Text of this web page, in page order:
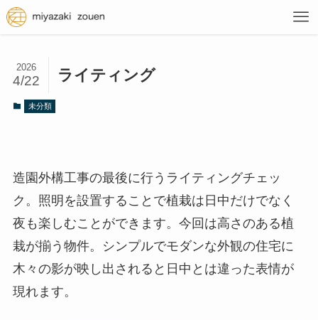
ライティング
2026
4/22
未分類
造園外構工事の最後に行うライティングチェッ
ク。照明を設置することで植栽は日中だけでなく
夜も楽しむことができます。今回は高さのある植
栽が揃う物件。シンプルでモダンな外観の住宅に
木々の影が映し出されると日中とは違った表情が
現れます。